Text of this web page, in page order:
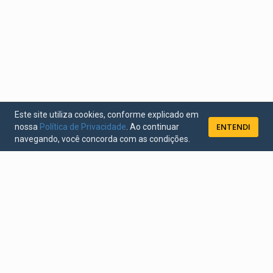
Este site utiliza cookies, conforme explicado em
nossa Política de Privacidade . Ao continuar
navegando, você concorda com as condições.
ENTENDI